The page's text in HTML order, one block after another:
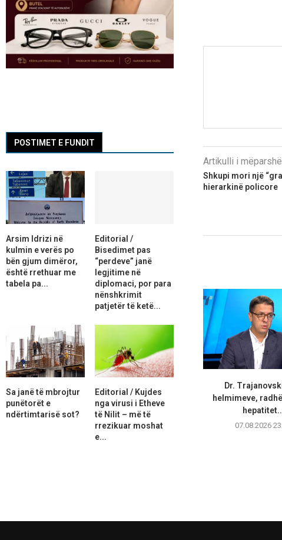
Artikulli i
Shkupi mori një
hierarkinë policore
Dr.
helmimeve,
07.08.2026
POSTIMET E FUNDIT
Arsim Idrizi në
kulmin e verës po
bën gjum dimëror,
është rrethuar me
tabela pa...
Editorial /
Bisedimet pas
“perdeve” janë
legjitime në
diplomaci, por para
nënshkrimit
patjetër të ketë...
Sa janë të mbrojtur
punëtorët e
ndërtimtarisë sot?
Editorial / Kujdes
nga virusi i Etheve
të Nilit – më të
rrezikuar moshat
e...